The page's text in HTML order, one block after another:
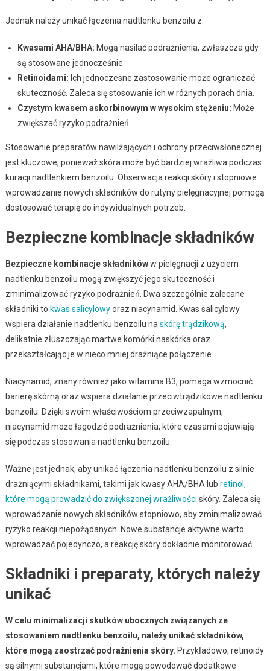
Jednak należy unikać łączenia nadtlenku benzoilu z:
Kwasami AHA/BHA: Mogą nasilać podrażnienia, zwłaszcza gdy
są stosowane jednocześnie.
Retinoidami: Ich jednoczesne zastosowanie może ograniczać
skuteczność. Zaleca się stosowanie ich w różnych porach dnia.
Czystym kwasem askorbinowym w wysokim stężeniu: Może
zwiększać ryzyko podrażnień.
Stosowanie preparatów nawilżających i ochrony przeciwsłonecznej
jest kluczowe, ponieważ skóra może być bardziej wrażliwa podczas
kuracji nadtlenkiem benzoilu. Obserwacja reakcji skóry i stopniowe
wprowadzanie nowych składników do rutyny pielęgnacyjnej pomogą
dostosować terapię do indywidualnych potrzeb.
Bezpieczne kombinacje składników
Bezpieczne kombinacje składnikóww pielęgnacji z użyciem
nadtlenku benzoilu mogą zwiększyć jego skuteczność i
zminimalizować ryzyko podrażnień. Dwa szczególnie zalecane
składniki to kwas salicylowyoraz niacynamid. Kwas salicylowy
wspiera działanie nadtlenku benzoilu na skórę trądzikową,
delikatnie złuszczając martwe komórki naskórka oraz
przekształcając je w nieco mniej drażniące połączenie.
Niacynamid, znany również jako witamina B3, pomaga wzmocnić
barierę skórną oraz wspiera działanie przeciwtrądzikowe nadtlenku
benzoilu. Dzięki swoim właściwościom przeciwzapalnym,
niacynamid może łagodzić podrażnienia, które czasami pojawiają
się podczas stosowania nadtlenku benzoilu.
Ważne jest jednak, aby unikać łączenia nadtlenku benzoilu z silnie
drażniącymi składnikami, takimi jak kwasy AHA/BHA lub retinol,
które mogą prowadzić do zwiększonej wrażliwości skóry. Zaleca się
wprowadzanie nowych składników stopniowo, aby zminimalizować
ryzyko reakcji niepożądanych. Nowe substancje aktywne warto
wprowadzać pojedynczo, a reakcję skóry dokładnie monitorować.
Składniki i preparaty, których należy
unikać
W celu minimalizacji skutków ubocznych związanych ze
stosowaniem nadtlenku benzoilu, należy unikać składników,
które mogą zaostrzać podrażnienia skóry. Przykładowo, retinoidy
są silnymi substancjami, które mogą powodować dodatkowe